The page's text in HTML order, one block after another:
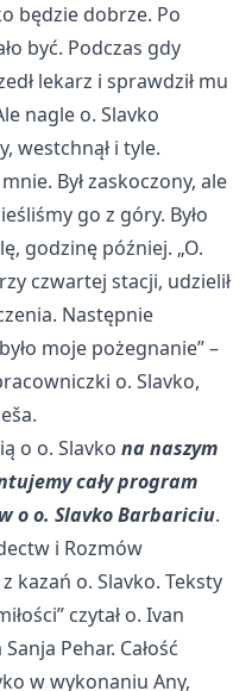
będzie dobrze. Po
być. Podczas gdy
lekarz i sprawdził mu
nagle o. Slavko
westchnął i tyle.
Był zaskoczony, ale
go z góry. Było
godzinę później. „O.
czwartej stacji, udzielił
Następnie
moje pożegnanie”–
o. Slavko,
ą o o. Slavko na naszym
cały program
o o. Slavko Barbariciu.
i Rozmów
kazań o. Slavko. Teksty
łości” czytał o. Ivan
Pehar. Całość
w wykonaniu Any,